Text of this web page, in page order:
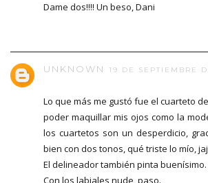
Dame dos!!!! Un beso, Dani
UNKNOWN 19 DE SEPTIEMBRE
Lo que más me gustó fue el cuarteto
poder maquillar mis ojos como la
los cuartetos son un desperdicio,
bien con dos tonos, qué triste lo mío,
El delineador también pinta buenísimo.
Con los labiales nude, paso.